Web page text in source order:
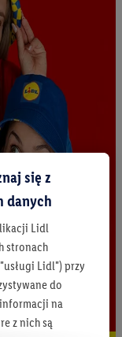
się z
danych
Lidl
stronach
Lidl") przy
do
na
z nich są